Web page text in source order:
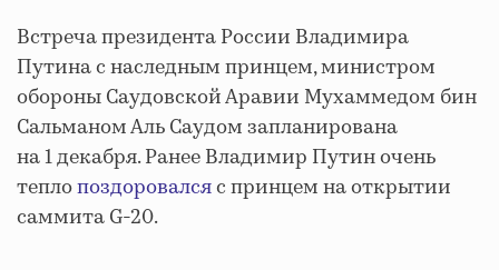
Встреча президента России Владимира
Путина с наследным принцем, министром
обороны Саудовской Аравии Мухаммедом бин
Сальманом Аль Саудом запланирована
на 1 декабря. Ранее Владимир Путин очень
теплопоздоровалсяс принцем на открытии
саммита G-20.